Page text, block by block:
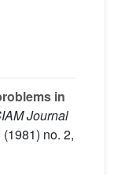
in
Journal
(1981) no. 2,